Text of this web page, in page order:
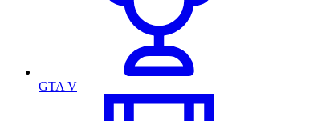
GTA V